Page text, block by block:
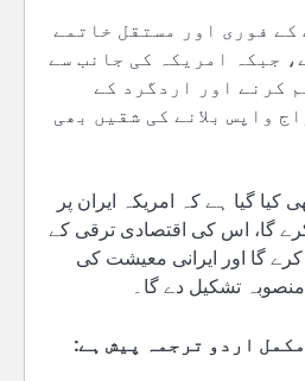
کے فوری اور مستقل خاتمے
جبکہ امریکہ کی جانب سے
کرنے اور اردگرد کے
واپس بلانے کی شقیں بھی
گیا ہے کہ امریکہ ایران پر
کرے گا، اس کی اقتصادی ترقی کے
گا اور ایرانی معیشت کی
تشکیل دے گا۔